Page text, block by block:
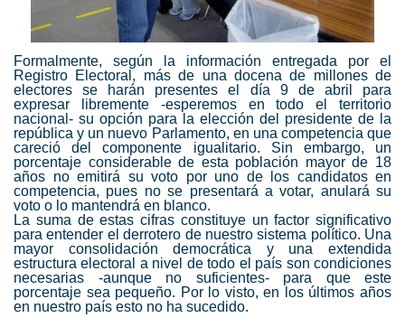
Formalmente, según la información entregada por el
Registro Electoral, más de una docena de millones de
electores se harán presentes el día 9 de abril para
expresar libremente -esperemos en todo el territorio
nacional- su opción para la elección del presidente de la
república y un nuevo Parlamento, en una competencia que
careció del componente igualitario. Sin embargo, un
porcentaje considerable de esta población mayor de 18
años no emitirá su voto por uno de los candidatos en
competencia, pues no se presentará a votar, anulará su
voto o lo mantendrá en blanco.
La suma de estas cifras constituye un factor significativo
para entender el derrotero de nuestro sistema político. Una
mayor consolidación democrática y una extendida
estructura electoral a nivel de todo el país son condiciones
necesarias -aunque no suficientes- para que este
porcentaje sea pequeño. Por lo visto, en los últimos años
en nuestro país esto no ha sucedido.